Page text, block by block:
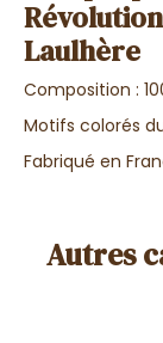
Laulhère
Composition :
Motifs colorés
Fabriqué en
Autres